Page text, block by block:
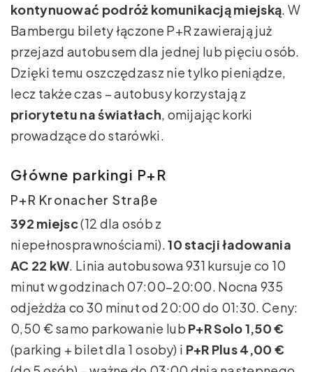
kontynuować podróż komunikacją miejską. W
Bambergu bilety łączone P+R zawierają już
przejazd autobusem dla jednej lub pięciu osób.
Dzięki temu oszczędzasz nie tylko pieniądze,
lecz także czas – autobusy korzystają z
priorytetu na światłach, omijając korki
prowadzące do starówki.
Główne parkingi P+R
P+R Kronacher Straße
392 miejsc(12 dla osób z
niepełnosprawnościami).10 stacji ładowania
AC 22 kW. Linia autobusowa 931 kursuje co 10
minut w godzinach 07:00–20:00. Nocna 935
odjeżdża co 30 minut od 20:00 do 01:30. Ceny:
0,50 € samo parkowanie lub P+R Solo 1,50 €
(parking + bilet dla 1 osoby) i P+R Plus 4,00 €